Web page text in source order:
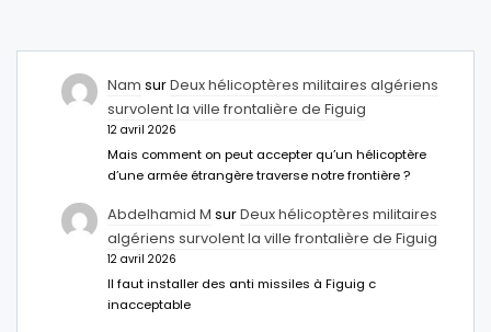
Nam surDeux hélicoptères militaires algériens
survolent la ville frontalière de Figuig
12 avril 2026
Mais comment on peut accepter qu’un hélicoptère
d’une armée étrangère traverse notre frontière ?
Abdelhamid M surDeux hélicoptères militaires
algériens survolent la ville frontalière de Figuig
12 avril 2026
Il faut installer des anti missiles à Figuig c
inacceptable